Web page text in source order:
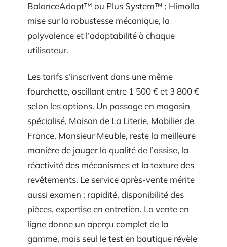
BalanceAdapt™ ou Plus System™ ; Himolla
mise sur la robustesse mécanique, la
polyvalence et l’adaptabilité à chaque
utilisateur.
Les tarifs s’inscrivent dans une même
fourchette, oscillant entre 1 500 € et 3 800 €
selon les options. Un passage en magasin
spécialisé, Maison de La Literie, Mobilier de
France, Monsieur Meuble, reste la meilleure
manière de jauger la qualité de l’assise, la
réactivité des mécanismes et la texture des
revêtements. Le service après-vente mérite
aussi examen : rapidité, disponibilité des
pièces, expertise en entretien. La vente en
ligne donne un aperçu complet de la
gamme, mais seul le test en boutique révèle